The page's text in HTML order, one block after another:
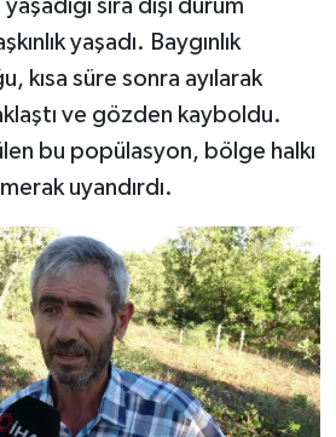
sıra dışı durum
yaşadı. Baygınlık
kısa süre sonra ayılarak
ve gözden kayboldu.
bu popülasyon, bölge halkı
uyandırdı.